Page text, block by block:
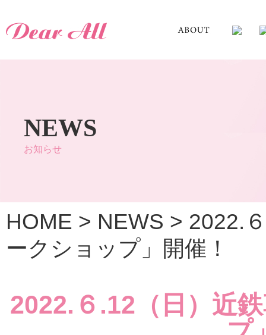
NEWS
お知らせ
HOME > NEWS > 2022.
ークショップ」開催！
2022.６.12（日）近